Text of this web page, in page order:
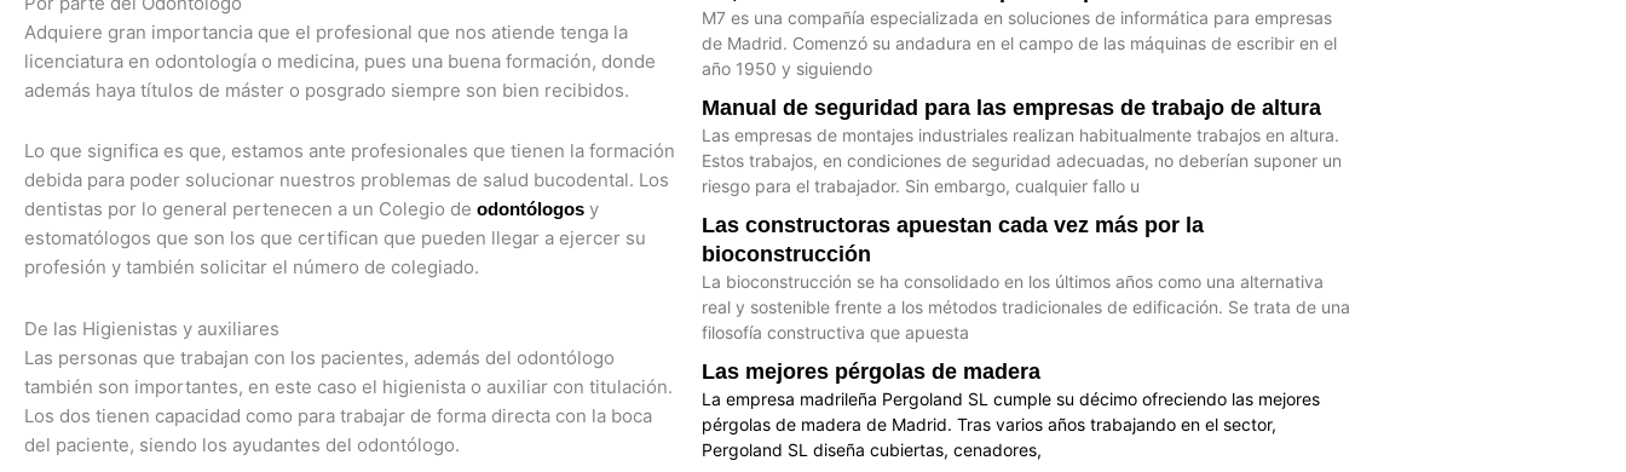
Adquiere gran importancia que el profesional que nos atiende tenga la
licenciatura en odontología o medicina, pues una buena formación, donde
además haya títulos de máster o posgrado siempre son bien recibidos.
Lo que significa es que, estamos ante profesionales que tienen la formación
debida para poder solucionar nuestros problemas de salud bucodental. Los
dentistas por lo general pertenecen a un Colegio de odontólogos y
estomatólogos que son los que certifican que pueden llegar a ejercer su
profesión y también solicitar el número de colegiado.
De las Higienistas y auxiliares
Las personas que trabajan con los pacientes, además del odontólogo
también son importantes, en este caso el higienista o auxiliar con titulación.
Los dos tienen capacidad como para trabajar de forma directa con la boca
del paciente, siendo los ayudantes del odontólogo.
M7 es una compañía especializada en soluciones de informática para empresas
de Madrid. Comenzó su andadura en el campo de las máquinas de escribir en el
año 1950 y siguiendo
Manual de seguridad para las empresas de trabajo de altura
Las empresas de montajes industriales realizan habitualmente trabajos en altura.
Estos trabajos, en condiciones de seguridad adecuadas, no deberían suponer un
riesgo para el trabajador. Sin embargo, cualquier fallo u
Las constructoras apuestan cada vez más por la
bioconstrucción
La bioconstrucción se ha consolidado en los últimos años como una alternativa
real y sostenible frente a los métodos tradicionales de edificación. Se trata de una
filosofía constructiva que apuesta
Las mejores pérgolas de madera
La empresa madrileña Pergoland SL cumple su décimo ofreciendo las mejores
pérgolas de madera de Madrid. Tras varios años trabajando en el sector,
Pergoland SL diseña cubiertas, cenadores,